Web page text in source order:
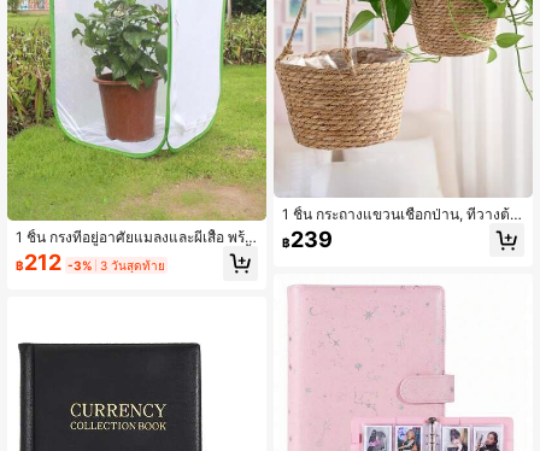
1 ชิ้น กรงที่อยู่อาศัยแมลงและผีเสื้อ พร้อ
มตาข่ายโปร่งใสระบายอากาศ กล่องเลี้
ยงสัตว์พกพาสำหรับการทำสวน การคว
฿212 -3% 3 วันสุดท้าย
1 ชิ้น กระถางแขวนเชือกป่าน, ที่วางต้น
ไม้ในร่ม/กลางแจ้ง, ดีไซน์สานกลวง, กร
ะถางดอกไม้แขวนน้ำหนักเบา, เหมาะ
วนและติดตั้งได้ง่าย, ตกแต่งบ้านและส
฿239